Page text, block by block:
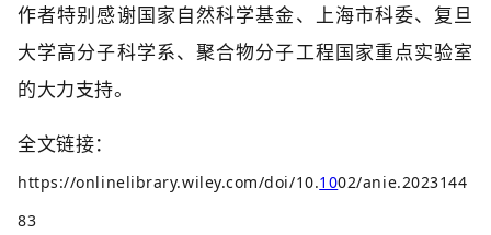
作者特别感谢国家自然科学基金、上海市科委、复旦
大学高分子科学系、聚合物分子工程国家重点实验室
的大力支持。
全文链接：
https://onlinelibrary.wiley.com/doi/10.1002/anie.2023144
83